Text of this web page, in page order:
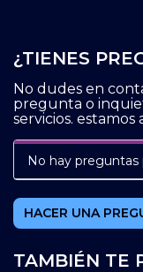
¿TIENES
No dudes en
pregunta o
servicios.
No hay preguntas
HACER UNA
TAMBIÉN TE